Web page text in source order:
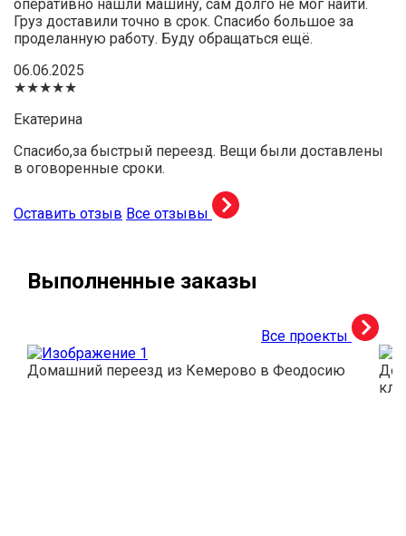
оперативно нашли машину, сам долго не мог найти.
Груз доставили точно в срок. Спасибо большое за
проделанную работу. Буду обращаться ещё.
06.06.2025
★★★★★
Екатерина
Спасибо,за быстрый переезд. Вещи были доставлены
в оговоренные сроки.
Оставить отзыв Все отзывы
Выполненные заказы
Все проекты
Домашний переезд из Кемерово в Феодосию